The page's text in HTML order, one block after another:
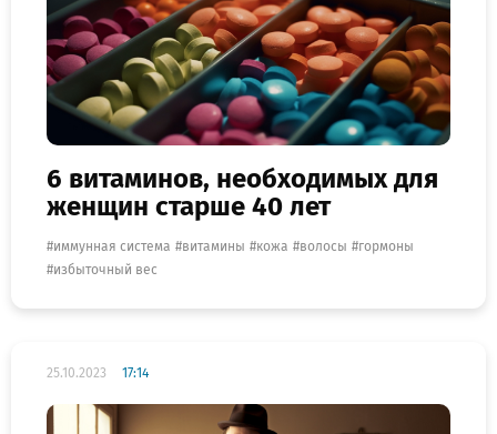
6 витаминов, необходимых для
женщин старше 40 лет
иммунная система витамины кожа волосы
гормоны
избыточный вес
25.10.2023 17:14